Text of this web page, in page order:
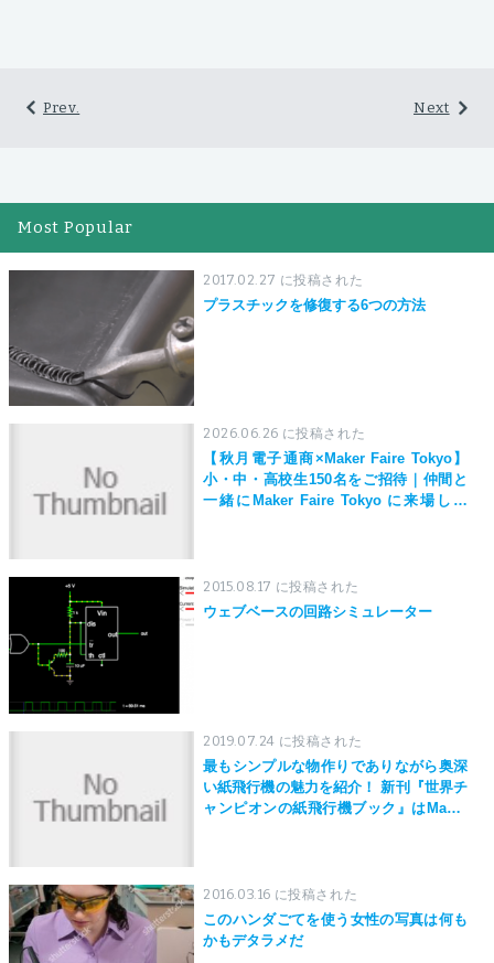
Next
Prev.
Most Popular
2017.02.27 に投稿された
プラスチックを修復する6つの方法
2026.06.26 に投稿された
【秋月電子通商×Maker Faire Tokyo】
小・中・高校生150名をご招待｜仲間と
一緒にMaker Faire Tokyo に来場しよ
2015.08.17 に投稿された
ウェブベースの回路シミュレーター
2019.07.24 に投稿された
最もシンプルな物作りでありながら奥深
い紙飛行機の魅力を紹介！ 新刊『世界チ
ャンピオンの紙飛行機ブック』はMaker
2016.03.16 に投稿された
このハンダごてを使う女性の写真は何も
かもデタラメだ